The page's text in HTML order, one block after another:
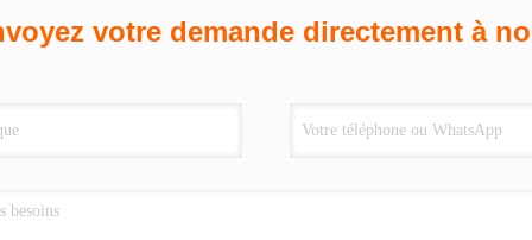
votre demande directement à